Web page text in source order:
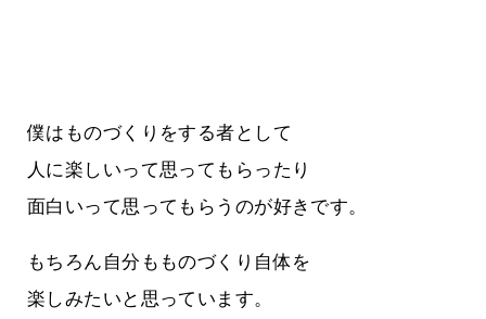
僕はものづくりをする者として
人に楽しいって思ってもらったり
面白いって思ってもらうのが好きです。
もちろん自分もものづくり自体を
楽しみたいと思っています。